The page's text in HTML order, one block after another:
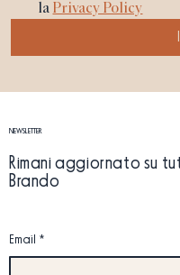
la Privacy Policy
NEWSLETTER
Rimani aggiornato su
Brando
Email *